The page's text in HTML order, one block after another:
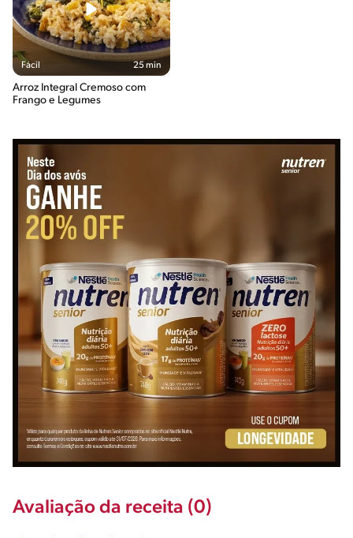
Fácil 25 min
Arroz Integral Cremoso com
Frango e Legumes
Avaliação da receita (0)